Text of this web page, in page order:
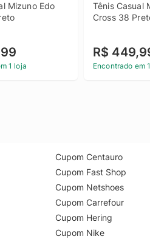
Mizuno Edo
1 loja
Tênis Casual
Cross 38
R$
Encontrado em
Cupom Centauro
Cupom Fast Shop
Cupom Netshoes
Cupom Carrefour
Cupom Hering
Cupom Nike